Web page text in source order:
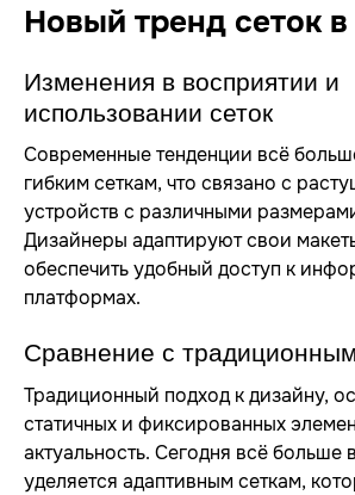
Новый тренд сеток
Изменения в восприятии и
использовании сеток
Современные тенденции всё
гибким сеткам, что связано с
устройств с различными
Дизайнеры адаптируют свои
обеспечить удобный доступ к
платформах.
Сравнение с
Традиционный подход к дизайну,
статичных и фиксированных
актуальность. Сегодня всё больше
уделяется адаптивным сеткам,